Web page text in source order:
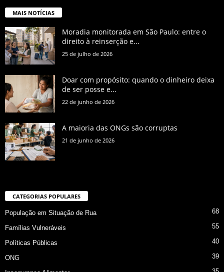
MAIS NOTÍCIAS
Moradia monitorada em São Paulo: entre o
direito à reinserção e...
25 de julho de 2026
Doar com propósito: quando o dinheiro deixa
de ser posse e...
22 de junho de 2026
A maioria das ONGs são corruptas
21 de junho de 2026
CATEGORIAS POPULARES
População em Situação de Rua 68
Famílias Vulneráveis 55
Políticas Públicas 40
ONG 39